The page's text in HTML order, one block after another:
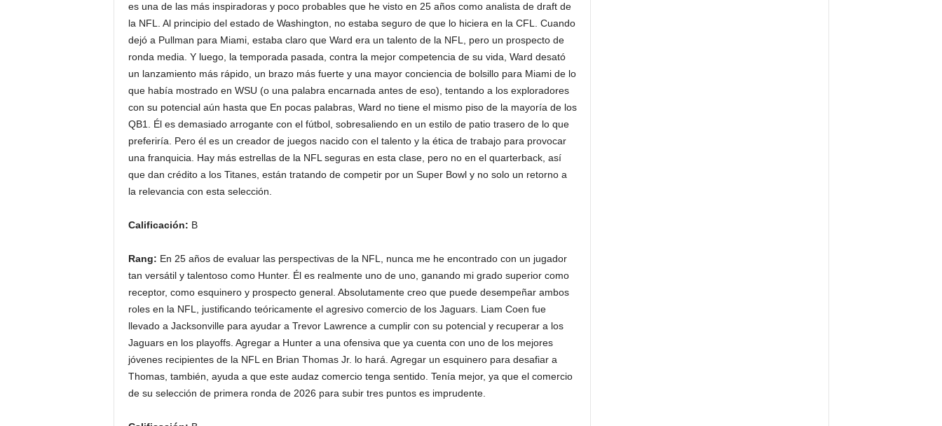
es una de las más inspiradoras y poco probables que he visto en 25 años como analista de draft de
la NFL. Al principio del estado de Washington, no estaba seguro de que lo hiciera en la CFL. Cuando
dejó a Pullman para Miami, estaba claro que Ward era un talento de la NFL, pero un prospecto de
ronda media. Y luego, la temporada pasada, contra la mejor competencia de su vida, Ward desató
un lanzamiento más rápido, un brazo más fuerte y una mayor conciencia de bolsillo para Miami de lo
que había mostrado en WSU (o una palabra encarnada antes de eso), tentando a los exploradores
con su potencial aún hasta que En pocas palabras, Ward no tiene el mismo piso de la mayoría de los
QB1. Él es demasiado arrogante con el fútbol, ​​sobresaliendo en un estilo de patio trasero de lo que
preferiría. Pero él es un creador de juegos nacido con el talento y la ética de trabajo para provocar
una franquicia. Hay más estrellas de la NFL seguras en esta clase, pero no en el quarterback, así
que dan crédito a los Titanes, están tratando de competir por un Super Bowl y no solo un retorno a
la relevancia con esta selección.
Calificación: B
Rang: En 25 años de evaluar las perspectivas de la NFL, nunca me he encontrado con un jugador
tan versátil y talentoso como Hunter. Él es realmente uno de uno, ganando mi grado superior como
receptor, como esquinero y prospecto general. Absolutamente creo que puede desempeñar ambos
roles en la NFL, justificando teóricamente el agresivo comercio de los Jaguars. Liam Coen fue
llevado a Jacksonville para ayudar a Trevor Lawrence a cumplir con su potencial y recuperar a los
Jaguars en los playoffs. Agregar a Hunter a una ofensiva que ya cuenta con uno de los mejores
jóvenes recipientes de la NFL en Brian Thomas Jr. lo hará. Agregar un esquinero para desafiar a
Thomas, también, ayuda a que este audaz comercio tenga sentido. Tenía mejor, ya que el comercio
de su selección de primera ronda de 2026 para subir tres puntos es imprudente.